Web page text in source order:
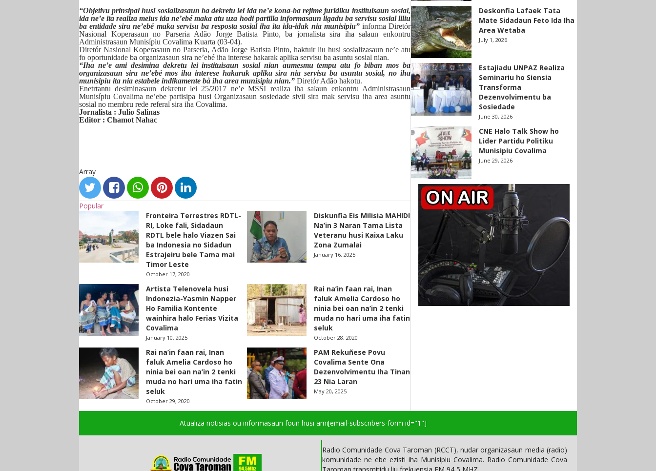
“Objetivu prinsipal husi sosializasaun ba dekretu lei ida ne’e kona-ba rejime juridiku instituisaun sosial,
ida ne’e ita realiza meius ida ne’ebé maka atu uza hodi partilla informasaun ligadu ba servisu sosial liliu
ba entidade sira ne’ebé maka servisu ba resposta sosial iha ita ida-idak nia munisipiu”informa Diretór
Nasional Koperasaun no Parseria Adão Jorge Batista Pinto, ba jornalista sira iha salaun enkontru
Administrasaun Munisípiu Covalima Kuarta (03-04).
Diretór Nasional Koperasaun no Parseria, Adão Jorge Batista Pinto, haktuir liu husi sosializasaun ne’e atu
fo oportunidade ba organizasaun sira ne’ebé iha interese hakarak aplika servisu ba asuntu sosial nian.
“Iha ne’e ami desimina dekretu lei instituisaun sosial nian aumesmu tempu atu fo biban mos ba
organizasaun sira ne’ebé mos iha interese hakarak aplika sira nia servisu ba asuntu sosial, no iha
munisipiu ita nia estabele indikamente bà iha area munisipiu nian.” Diretór Adão hakotu.
Enetrtantu desiminasaun dekretur lei 25/2017 ne’e MSSI realiza iha salaun enkontru Administrasaun
Munisípiu Covalima ne’ebe partisipa husi Organizasaun sosiedade sivil sira mak servisu iha area asuntu
sosial no membru rede referal sira iha Covalima.
Jornalista : Julio Salinas
Editor : Chamot Nahac
Array
Popular
Fronteira Terrestres RDTL-
RI, Loke fali, Sidadaun
RDTL bele halo Viazen Sai
ba Indonesia no Sidadun
Estrajeiru bele Tama mai
Timor Leste
October 17, 2020
Diskunfia Eis Milisia MAHIDI
Na’in 3 Naran Tama Lista
Veteranu husi Kaixa Laku
Zona Zumalai
January 16, 2025
Artista Telenovela husi
Indonezia-Yasmin Napper
Ho Familia Kontente
wainhira halo Ferias Vizita
Covalima
January 10, 2025
Rai na’in faan rai, Inan
faluk Amelia Cardoso ho
ninia bei oan na’in 2 tenki
muda no hari uma iha fatin
seluk
October 28, 2020
Rai na’in faan rai, Inan
faluk Amelia Cardoso ho
ninia bei oan na’in 2 tenki
muda no hari uma iha fatin
seluk
October 29, 2020
PAM Rekuñese Povu
Covalima Sente Ona
Dezenvolvimentu Iha Tinan
23 Nia Laran
May 20, 2025
Deskonfia Lafaek Tata
Mate Sidadaun Feto Ida Iha
Area Wetaba
July 1, 2026
Estajiadu UNPAZ Realiza
Seminariu ho Siensia
Transforma
Dezenvolvimentu ba
Sosiedade
June 30, 2026
CNE Halo Talk Show ho
Lider Partidu Politiku
Munisipiu Covalima
June 29, 2026
Atualiza notisias ou informasaun foun husi ami[email-subscribers-form id="1"]
Radio Comunidade Cova Taroman (RCCT), nudar organizasaun media (radio)
komunidade ne ebe ezisti iha Munisipiu Covalima. Radio Comunidade Cova